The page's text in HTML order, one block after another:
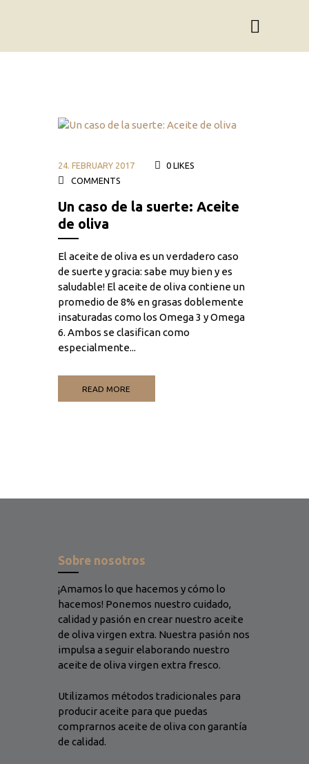
24. FEBRUARY 2017 0LIKES
COMMENTS
Un caso de la suerte: Aceite
de oliva
El aceite de oliva es un verdadero caso
de suerte y gracia: sabe muy bien y es
saludable! El aceite de oliva contiene un
promedio de 8% en grasas doblemente
insaturadas como los Omega 3 y Omega
6. Ambos se clasifican como
especialmente...
READ MORE
Sobre nosotros
¡Amamos lo que hacemos y cómo lo
hacemos! Ponemos nuestro cuidado,
calidad y pasión en crear nuestro aceite
de oliva virgen extra. Nuestra pasión nos
impulsa a seguir elaborando nuestro
aceite de oliva virgen extra fresco.
Utilizamos métodos tradicionales para
producir aceite para que puedas
comprarnos aceite de oliva con garantía
de calidad.